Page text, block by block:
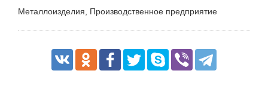
Металлоизделия, Производственное предприятие